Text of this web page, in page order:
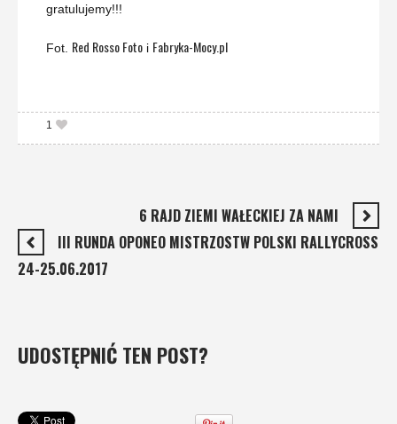
gratulujemy!!!
Fot. Red Rosso Foto i Fabryka-Mocy.pl
1
6 RAJD ZIEMI WAŁECKIEJ ZA NAMI
III RUNDA OPONEO MISTRZOSTW POLSKI RALLYCROSS
24-25.06.2017
UDOSTĘPNIĆ TEN POST?